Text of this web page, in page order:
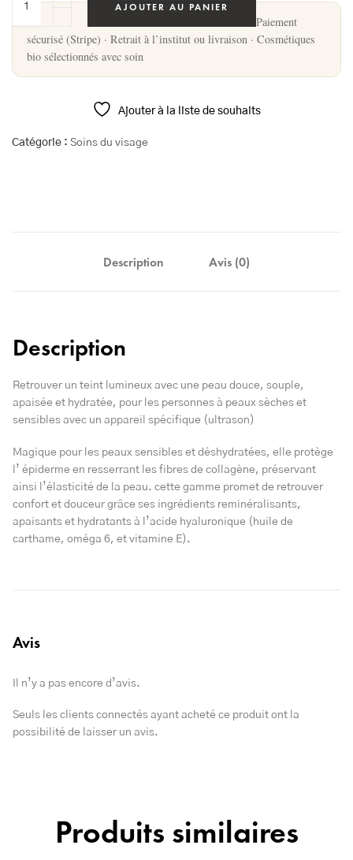
AJOUTER AU PANIER
Paiement
sécurisé (Stripe) · Retrait à l’institut ou livraison · Cosmétiques
bio sélectionnés avec soin
Ajouter à la liste de souhaits
Catégorie : Soins du visage
Description Avis (0)
Description
Retrouver un teint lumineux avec une peau douce, souple,
apaisée et hydratée, pour les personnes à peaux sèches et
sensibles avec un appareil spécifique (ultrason)
Magique pour les peaux sensibles et déshydratées, elle protège
l’ épiderme en resserrant les fibres de collagène, préservant
ainsi l’élasticité de la peau. cette gamme promet de retrouver
confort et douceur grâce ses ingrédients reminéralisants,
apaisants et hydratants à l’acide hyaluronique (huile de
carthame, oméga 6, et vitamine E).
Avis
Il n’y a pas encore d’avis.
Seuls les clients connectés ayant acheté ce produit ont la
possibilité de laisser un avis.
Produits similaires